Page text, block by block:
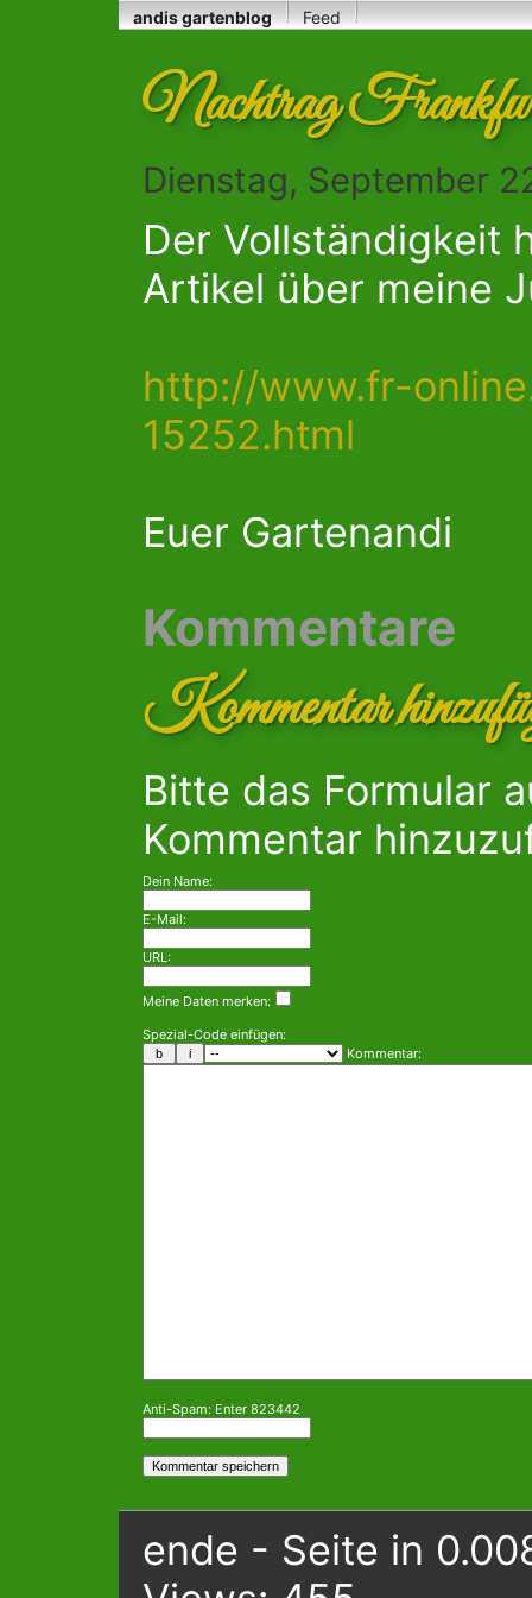
andis gartenblog Feed
Nachtrag
Dienstag, September
Der Vollständigkeit
Artikel über meine
http://www.fr-
15252.html
Euer Gartenandi
Kommentare
Kommentar
Bitte das Formular
Kommentar
Dein Name:
E-Mail:
URL:
Meine Daten merken:
Spezial-Code einfügen:
Kommentar:
Anti-Spam: Enter 823442
ende - Seite in